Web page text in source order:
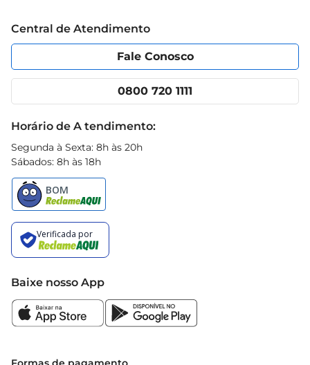
Política de Privacidade
Portal do fornecedor
Cencosud Media
Código de Ética
App Prezunic
Central de Atendimento
Fale Conosco
0800 720 1111
Horário de A tendimento:
Segunda à Sexta: 8h às 20h
Sábados: 8h às 18h
Baixe nosso App